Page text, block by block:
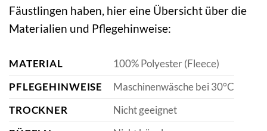
Fäustlingen haben, hier eine Übersicht über die
Materialien und Pflegehinweise:
MATERIAL
100% Polyester (Fleece)
PFLEGEHINWEISE
Maschinenwäsche bei 30°C
TROCKNER
Nicht geeignet